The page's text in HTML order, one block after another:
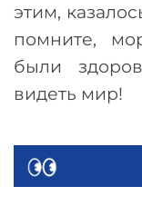
этим,
помните,
были
видеть мир!